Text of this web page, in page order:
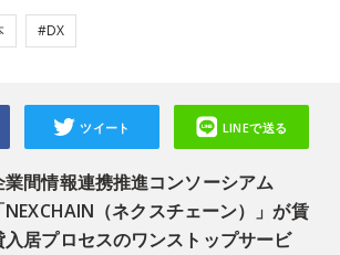
#DX
業間情報連携推進コンソーシアム
NEXCHAIN（ネクスチェーン）」が賃
入居プロセスのワンストップサービ
ツイート LINEで送る